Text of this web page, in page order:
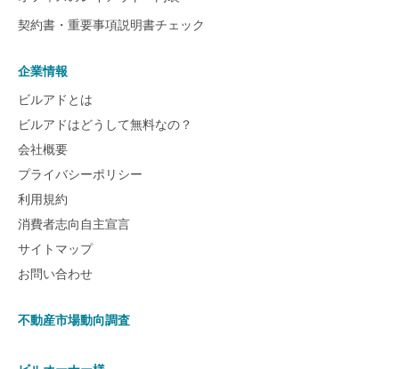
契約書・重要事項説明書チェック
企業情報
ビルアドとは
ビルアドはどうして無料なの？
会社概要
プライバシーポリシー
利用規約
消費者志向自主宣言
サイトマップ
お問い合わせ
不動産市場動向調査